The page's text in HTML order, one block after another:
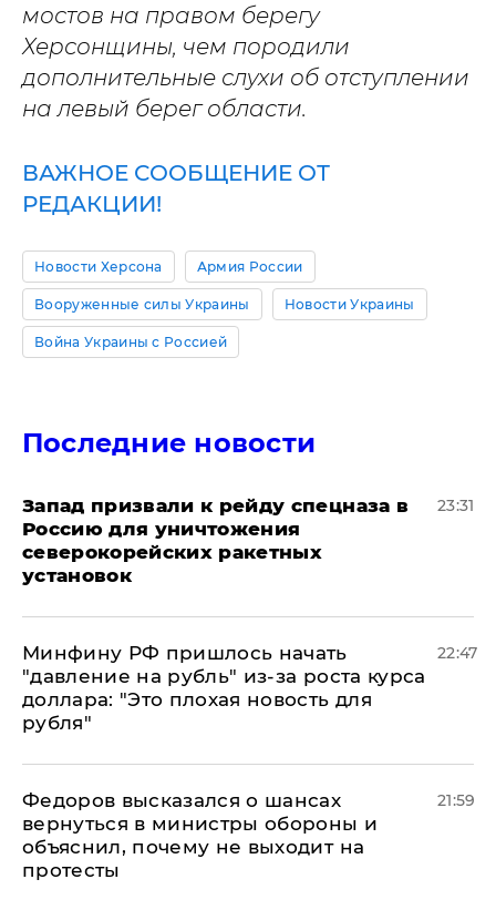
мостов на правом берегу
Херсонщины, чем породили
дополнительные слухи об отступлении
на левый берег области.
ВАЖНОЕ СООБЩЕНИЕ ОТ
РЕДАКЦИИ!
Новости Херсона Армия России
Вооруженные силы Украины Новости Украины
Война Украины с Россией
Последние новости
Запад призвали к рейду спецназа в
Россию для уничтожения
северокорейских ракетных
установок
23:31
Минфину РФ пришлось начать
"давление на рубль" из-за роста курса
доллара: "Это плохая новость для
рубля"
22:47
Федоров высказался о шансах
вернуться в министры обороны и
объяснил, почему не выходит на
протесты
21:59